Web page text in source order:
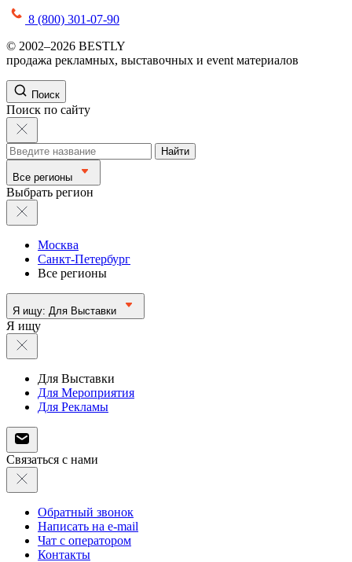
8 (800) 301-07-90
© 2002–2026 BESTLY
продажа рекламных, выставочных и event материалов
Поиск
Поиск по сайту
Найти
Все регионы
Выбрать регион
Москва
Санкт-Петербург
Все регионы
Я ищу: Для Выставки
Я ищу
Для Выставки
Для Мероприятия
Для Рекламы
Связаться с нами
Обратный звонок
Написать на e-mail
Чат с оператором
Контакты